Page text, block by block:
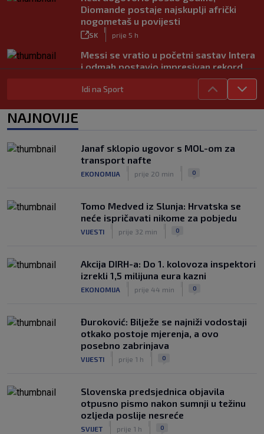
Diomande postaje najskuplji afrički
nogometaš u povijesti
SK prije 5 h
Messi se vratio u početni sastav Intera
i odmah postavio impresivan rekord
Novo Dinamovo pojačanje ubrzo
potpisuje, prvo će igrati u Lekinoj
Idi na Sport
NAJNOVIJE
Janaf sklopio ugovor s MOL-om za
transport nafte
EKONOMIJA prije 20 min 0
Tomo Medved iz Slunja: Hrvatska se
neće ispričavati nikome za pobjedu
VIJESTI prije 32 min 0
Akcija DIRH-a: Do 1. kolovoza inspektori
izrekli 1,5 milijuna eura kazni
EKONOMIJA prije 44 min 0
Đuroković: Bilježe se najniži vodostaji
otkako postoje mjerenja, a ovo
posebno zabrinjava
VIJESTI prije 1 h 0
Slovenska predsjednica objavila
otpusno pismo nakon sumnji u težinu
ozljeda poslije nesreće
SVIJET prije 1 h 0